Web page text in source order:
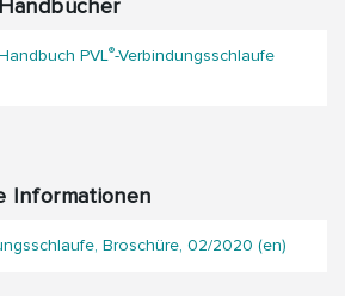
PVL®-Verbindungsschlaufe
Informationen
Broschüre, 02/2020 (en)